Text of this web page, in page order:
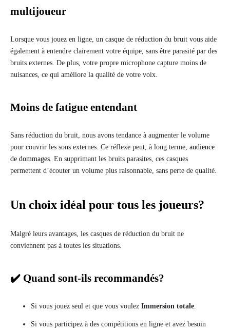
multijoueur
Lorsque vous jouez en ligne, un casque de réduction du bruit vous aide
également à entendre clairement votre équipe, sans être parasité par des
bruits externes. De plus, votre propre microphone capture moins de
nuisances, ce qui améliore la qualité de votre voix.
Moins de fatigue entendant
Sans réduction du bruit, nous avons tendance à augmenter le volume
pour couvrir les sons externes. Ce réflexe peut, à long terme, audience
de dommages . En supprimant les bruits parasites, ces casques
permettent d’écouter un volume plus raisonnable, sans perte de qualité.
Un choix idéal pour tous les joueurs?
Malgré leurs avantages, les casques de réduction du bruit ne
conviennent pas à toutes les situations.
✔️ Quand sont-ils recommandés?
Si vous jouez seul et que vous voulez Immersion totale
Si vous participez à des compétitions en ligne et avez besoin